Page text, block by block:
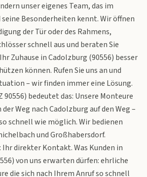
unser eigenes Team, das im
Besonderheiten kennt. Wir öffnen
der Tür oder des Rahmens,
schnell aus und beraten Sie
Zuhause in Cadolzburg (90556) besser
können. Rufen Sie uns an und
– wir finden immer eine Lösung.
90556) bedeutet das: Unsere Monteure
Weg nach Cadolzburg auf den Weg –
schnell wie möglich. Wir bedienen
und Großhabersdorf.
Ihr direkter Kontakt. Was Kunden in
von uns erwarten dürfen: ehrliche
die sich nach Ihrem Anruf so schnell